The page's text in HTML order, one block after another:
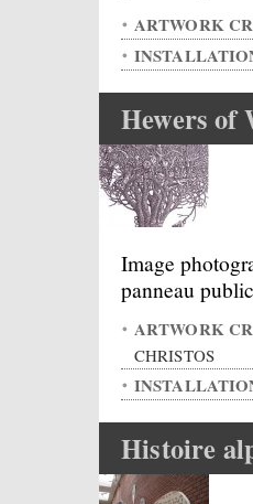
ARTWORK
Hewers of
Image
panneau
ARTWORK
CHRISTOS
Histoire